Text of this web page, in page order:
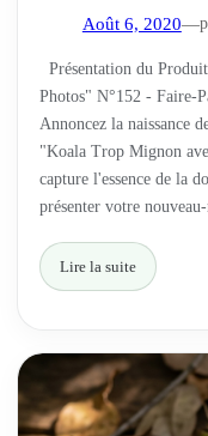
Août 6, 2020—
Présentation du
Photos" N°152 - Faire-
Annoncez la naissance
"Koala Trop Mignon
capture l'essence de la
présenter votre
Lire la suite